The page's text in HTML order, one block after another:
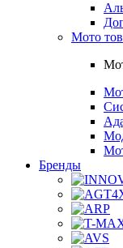
Мото
Бренды